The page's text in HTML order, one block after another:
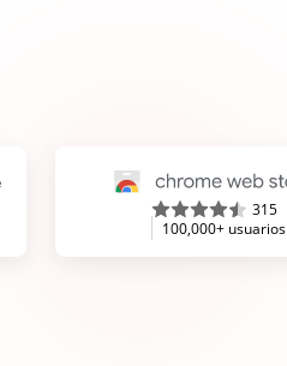
315
100,000+ usuarios